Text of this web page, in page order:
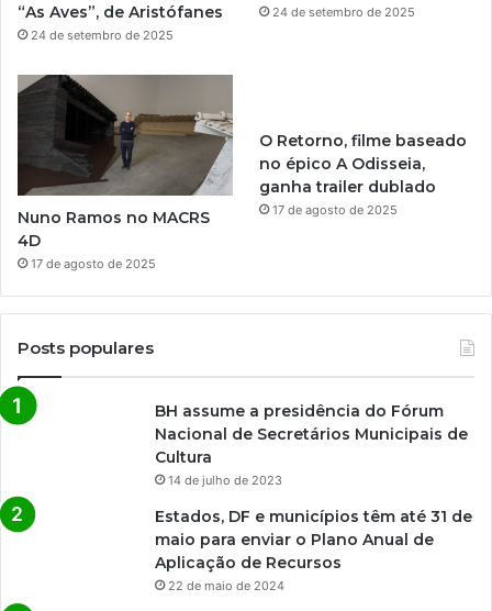
“As Aves”, de Aristófanes
24 de setembro de 2025
24 de setembro de 2025
Nuno Ramos no MACRS
4D
17 de agosto de 2025
O Retorno, filme baseado
no épico A Odisseia,
ganha trailer dublado
17 de agosto de 2025
Posts populares
BH assume a presidência do Fórum
Nacional de Secretários Municipais de
Cultura
14 de julho de 2023
Estados, DF e municípios têm até 31 de
maio para enviar o Plano Anual de
Aplicação de Recursos
22 de maio de 2024